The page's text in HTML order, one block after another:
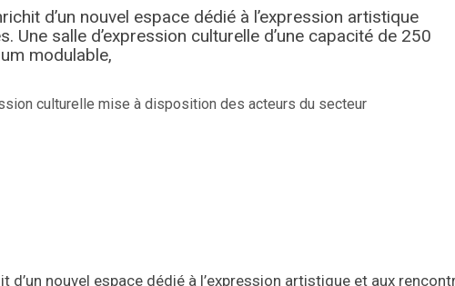
d’un nouvel espace dédié à l’expression artistique
Une salle d’expression culturelle d’une capacité de 250
modulable,
d’un nouvel espace dédié à l’expression artistique et aux